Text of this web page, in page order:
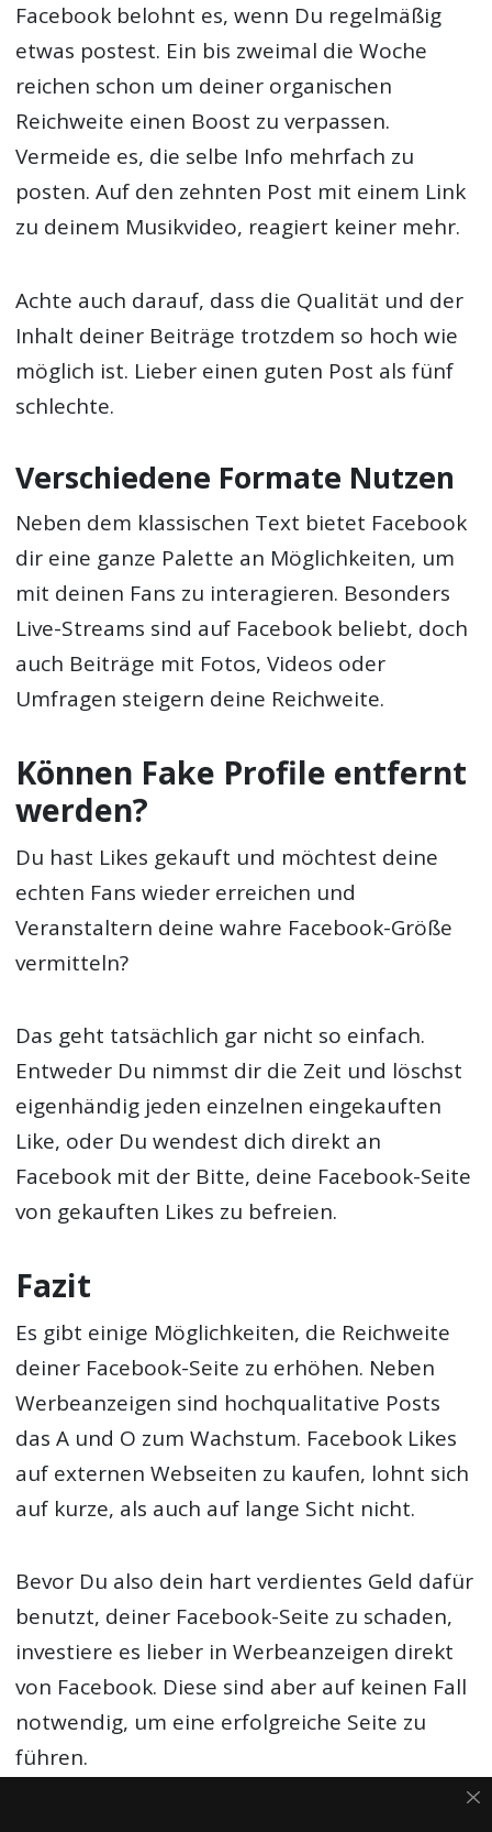
Facebook belohnt es, wenn Du regelmäßig
etwas postest. Ein bis zweimal die Woche
reichen schon um deiner organischen
Reichweite einen Boost zu verpassen.
Vermeide es, die selbe Info mehrfach zu
posten. Auf den zehnten Post mit einem Link
zu deinem Musikvideo, reagiert keiner mehr.
Achte auch darauf, dass die Qualität und der
Inhalt deiner Beiträge trotzdem so hoch wie
möglich ist. Lieber einen guten Post als fünf
schlechte.
Verschiedene Formate Nutzen
Neben dem klassischen Text bietet Facebook
dir eine ganze Palette an Möglichkeiten, um
mit deinen Fans zu interagieren. Besonders
Live-Streams sind auf Facebook beliebt, doch
auch Beiträge mit Fotos, Videos oder
Umfragen steigern deine Reichweite.
Können Fake Profile entfernt
werden?
Du hast Likes gekauft und möchtest deine
echten Fans wieder erreichen und
Veranstaltern deine wahre Facebook-Größe
vermitteln?
Das geht tatsächlich gar nicht so einfach.
Entweder Du nimmst dir die Zeit und löschst
eigenhändig jeden einzelnen eingekauften
Like, oder Du wendest dich direkt an
Facebook mit der Bitte, deine Facebook-Seite
von gekauften Likes zu befreien.
Fazit
Es gibt einige Möglichkeiten, die Reichweite
deiner Facebook-Seite zu erhöhen. Neben
Werbeanzeigen sind hochqualitative Posts
das A und O zum Wachstum. Facebook Likes
auf externen Webseiten zu kaufen, lohnt sich
auf kurze, als auch auf lange Sicht nicht.
Bevor Du also dein hart verdientes Geld dafür
benutzt, deiner Facebook-Seite zu schaden,
investiere es lieber in Werbeanzeigen direkt
von Facebook. Diese sind aber auf keinen Fall
notwendig, um eine erfolgreiche Seite zu
führen.